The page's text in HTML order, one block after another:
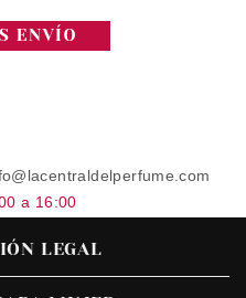
a 16:00
LEGAL